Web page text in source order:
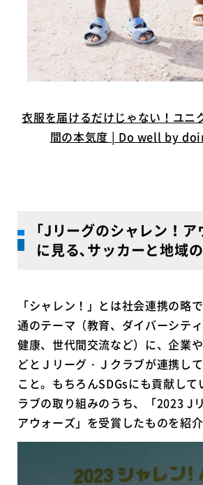
衣服を届けるだけじゃない！ユニ
間の本気度 | Do well by
｢Jリーグのシャレン！ア
に見る､サッカーと地域
「シャレン！」とは社会連携の略
通のテーマ（教育、ダイバーシティ
健康、世代間交流など）に、企業
どとＪリーグ・Ｊクラブが連携し
こと。もちろんSDGsにも貢献し
ラブの取り組みのうち、「2023 J
アウォーズ」を受賞したものを紹介